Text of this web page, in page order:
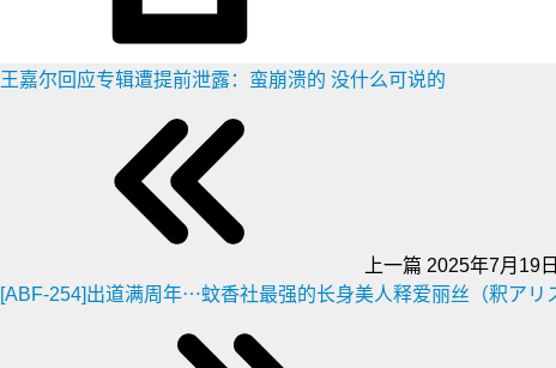
王嘉尔回应专辑遭提前泄露：蛮崩溃的 没什么可说的
上一篇 2025年7月19
[ABF-254]出道满周年⋯蚊香社最强的长身美人释爱丽丝（釈アリ